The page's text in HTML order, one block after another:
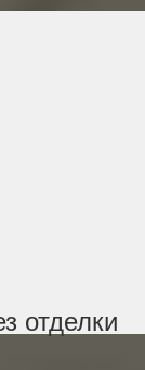
отделки